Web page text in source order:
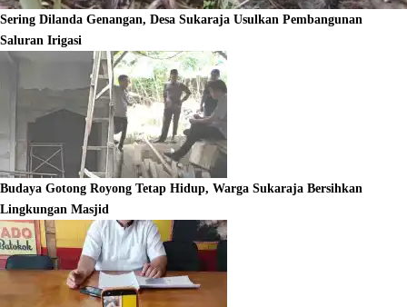
Sering Dilanda Genangan, Desa Sukaraja Usulkan Pembangunan
Saluran Irigasi
Budaya Gotong Royong Tetap Hidup, Warga Sukaraja Bersihkan
Lingkungan Masjid